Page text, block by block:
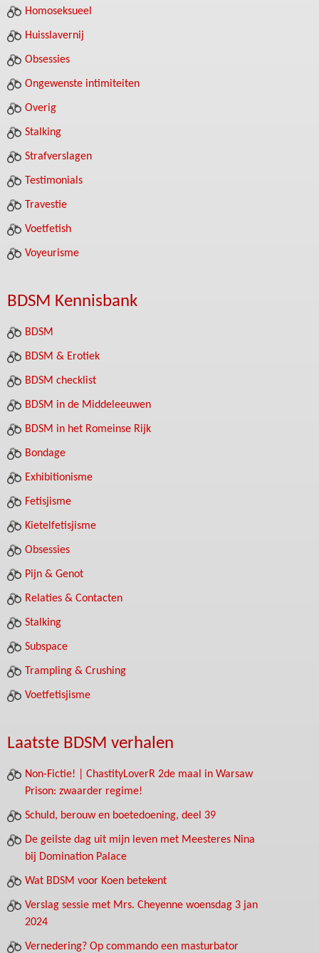
Homoseksueel
Huisslavernij
Obsessies
Ongewenste intimiteiten
Overig
Stalking
Strafverslagen
Testimonials
Travestie
Voetfetish
Voyeurisme
BDSM Kennisbank
BDSM
BDSM & Erotiek
BDSM checklist
BDSM in de Middeleeuwen
BDSM in het Romeinse Rijk
Bondage
Exhibitionisme
Fetisjisme
Kietelfetisjisme
Obsessies
Pijn & Genot
Relaties & Contacten
Stalking
Subspace
Trampling & Crushing
Voetfetisjisme
Laatste BDSM verhalen
Non-Fictie! | ChastityLoverR 2de maal in Warsaw
Prison: zwaarder regime!
Schuld, berouw en boetedoening, deel 39
De geilste dag uit mijn leven met Meesteres Nina
bij Domination Palace
Wat BDSM voor Koen betekent
Verslag sessie met Mrs. Cheyenne woensdag 3 jan
2024
Vernedering? Op commando een masturbator